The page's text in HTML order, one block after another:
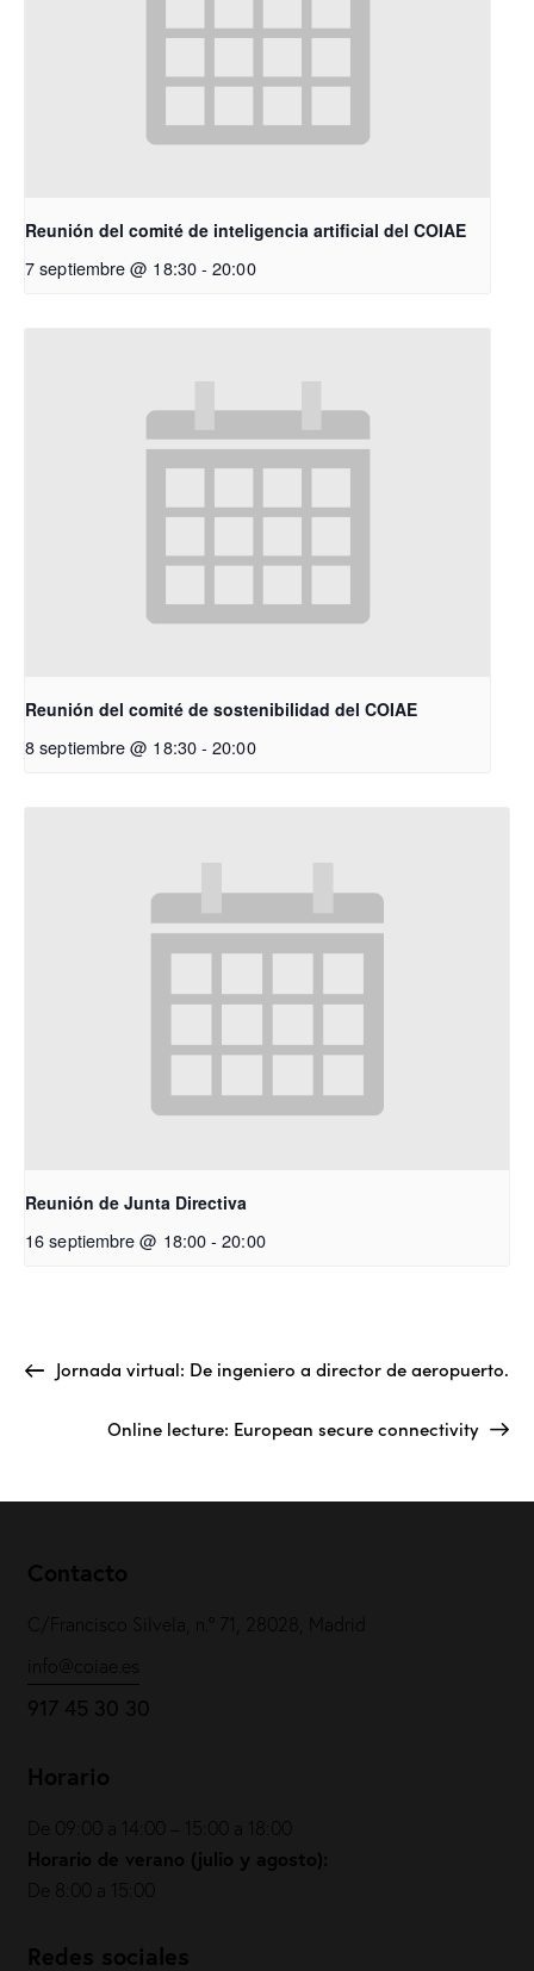
Reunión del comité de inteligencia artificial del COIAE
7 septiembre @ 18:30- 20:00
Reunión del comité de sostenibilidad del COIAE
8 septiembre @ 18:30- 20:00
Reunión de Junta Directiva
16 septiembre @ 18:00- 20:00
Jornada virtual: De ingeniero a director de aeropuerto.
Online lecture: European secure connectivity
Contacto
C/Francisco Silvela, n.º 71, 28028, Madrid
917 45 30 30
Horario
De 09:00 a 14:00 – 15:00 a 18:00
Horario de verano (julio y agosto):
De 8:00 a 15:00
Redes sociales